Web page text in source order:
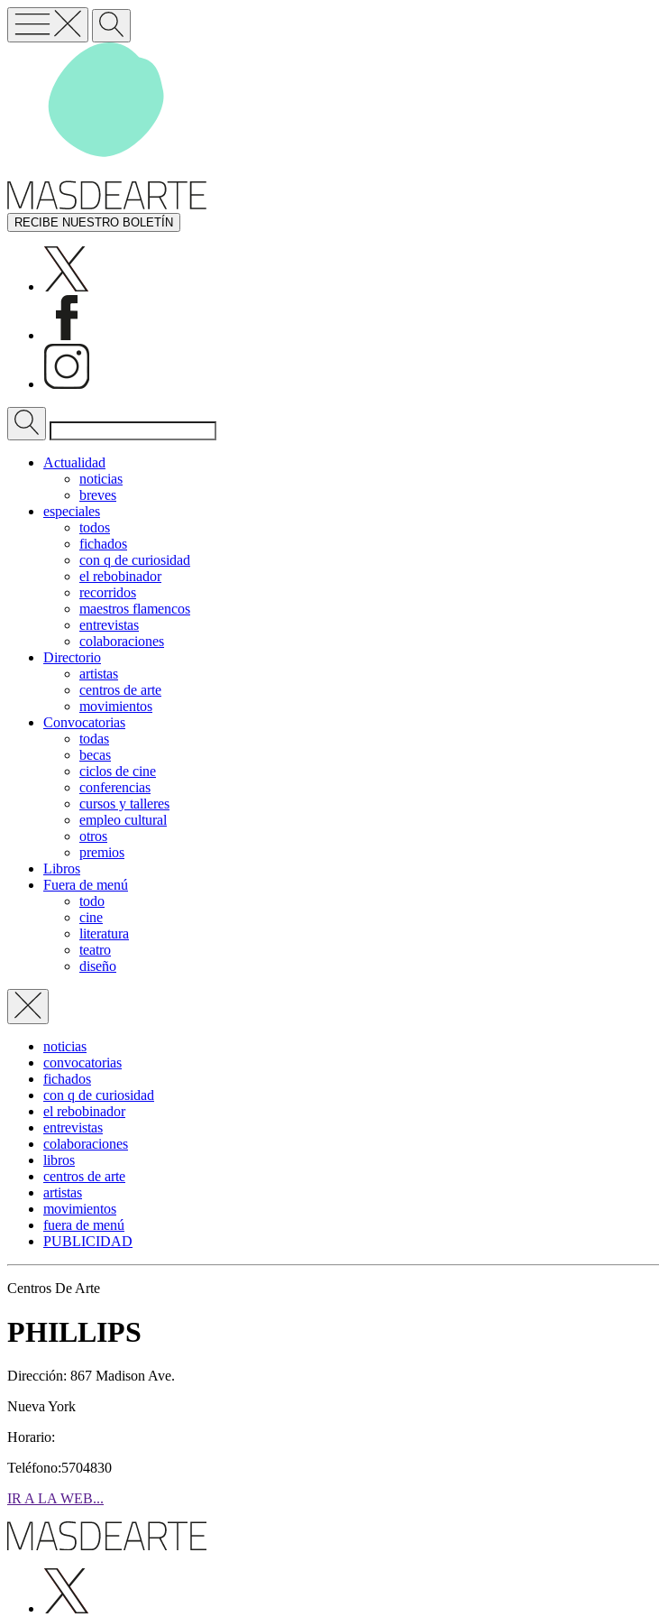
RECIBE NUESTRO BOLETÍN
Actualidad
noticias
breves
especiales
todos
fichados
con q de curiosidad
el rebobinador
recorridos
maestros flamencos
entrevistas
colaboraciones
Directorio
artistas
centros de arte
movimientos
Convocatorias
todas
becas
ciclos de cine
conferencias
cursos y talleres
empleo cultural
otros
premios
Libros
Fuera de menú
todo
cine
literatura
teatro
diseño
noticias
convocatorias
fichados
con q de curiosidad
el rebobinador
entrevistas
colaboraciones
libros
centros de arte
artistas
movimientos
fuera de menú
PUBLICIDAD
Centros De Arte
PHILLIPS
Dirección: 867 Madison Ave.
Nueva York
Horario:
Teléfono:5704830
IR A LA WEB...